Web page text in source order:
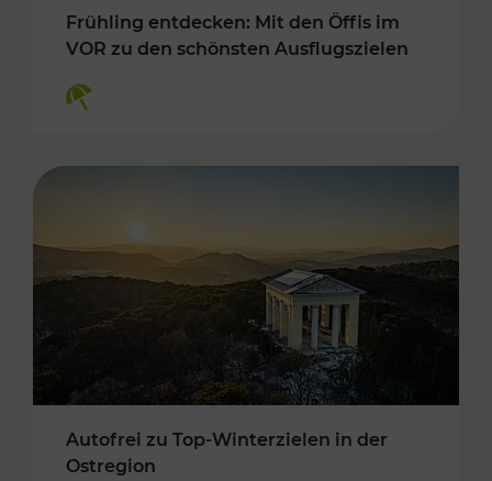
Frühling entdecken: Mit den Öffis im
VOR zu den schönsten Ausflugszielen
Autofrei zu Top-Winterzielen in der
Ostregion